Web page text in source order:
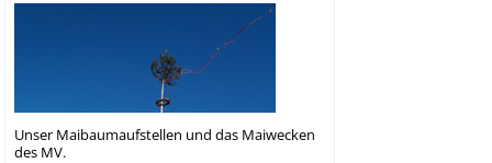
Unser Maibaumaufstellen und das Maiwecken
des MV.